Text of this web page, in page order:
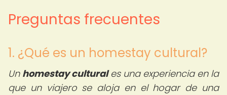
Preguntas frecuentes
1. ¿Qué es un homestay cultural?
Un homestay culturales una experiencia en la
que un viajero se aloja en el hogar de una